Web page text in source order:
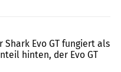
Evo GT fungiert als
hinten, der Evo GT